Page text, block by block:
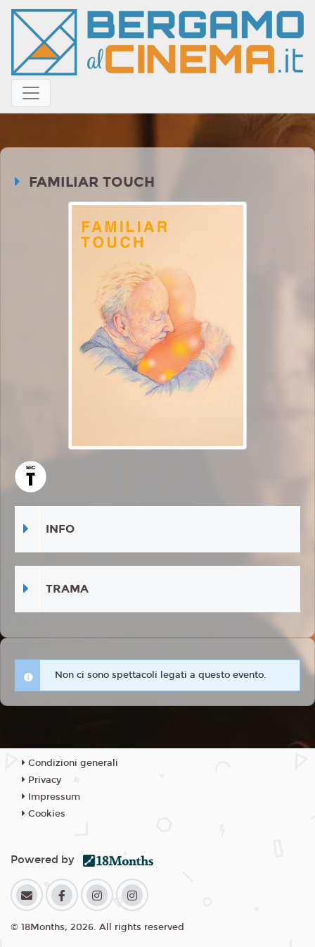
FAMILIAR TOUCH
INFO
TRAMA
Non ci sono spettacoli legati a questo evento.
Condizioni generali
Privacy
Impressum
Cookies
Powered by
© 18Months, 2026. All rights reserved